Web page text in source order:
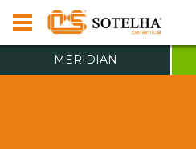
MERIDIAN